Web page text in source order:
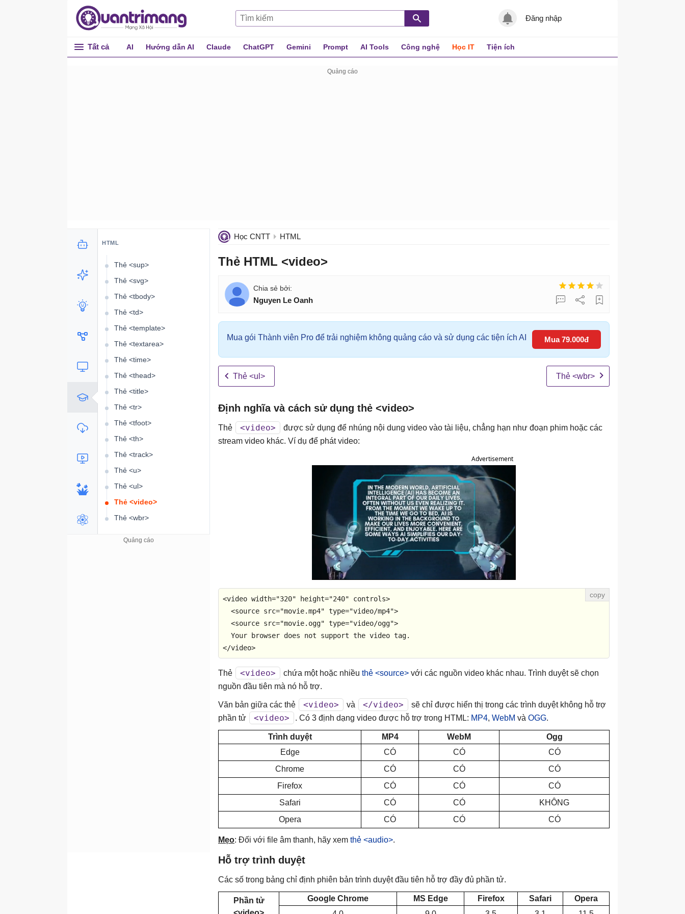
Đăng nhập
Tất cả AI Hướng dẫn AI Claude ChatGPT Gemini Prompt AI Tools Công nghệ Học IT Tiện ích
Học CNTT HTML
Thẻ HTML <video>
Nguyen Le Oanh
Mua gói Thành viên Pro để trải nghiệm không quảng cáo và sử dụng các tiện ích AI Mua 79.000đ
Thẻ <ul> Thẻ <wbr>
Định nghĩa và cách sử dụng thẻ <video>
Thẻ <video>
được sử dụng để nhúng nội dung video vào tài liệu, chẳng hạn như đoạn phim hoặc các
stream video khác. Ví dụ để phát video:
Advertisement
<video width="320" height="240" controls>
<source src="movie.mp4" type="video/mp4">
<source src="movie.ogg" type="video/ogg">
</video>
Thẻ <video> chứa một hoặc nhiều thẻ <source> với các nguồn video khác nhau. Trình duyệt sẽ chọn
nguồn đầu tiên mà nó hỗ trợ.
Văn bản giữa các thẻ <video> và </video>
sẽ chỉ được hiển thị trong các trình duyệt không hỗ trợ
phần tử
<video> . Có 3 định dạng video được hỗ trợ trong HTML: MP4, WebM và OGG.
Trình duyệt MP4 WebM
Ogg
Edge
CÓ CÓ
CÓ
Chrome
CÓ CÓ
CÓ
Firefox
CÓ CÓ
CÓ
Safari
CÓ CÓ
KHÔNG
Opera
CÓ CÓ CÓ
Mẹo: Đối với file âm thanh, hãy xem thẻ <audio>.
Hỗ trợ trình duyệt
Các số trong bảng chỉ định phiên bản trình duyệt đầu tiên hỗ trợ đầy đủ phần tử.
Phần tử
Google Chrome MS Edge Firefox Safari
Opera
HTML
Thẻ <q>
Thẻ <rp>
Thẻ <rt>
Thẻ <ruby>
Thẻ <sup>
Thẻ <svg>
Thẻ <tbody>
Thẻ <td>
Thẻ <template>
Thẻ <textarea>
Thẻ <time>
Thẻ <thead>
Thẻ <title>
Thẻ <tr>
Thẻ <tfoot>
Thẻ <th>
Thẻ <track>
Thẻ <u>
Thẻ <ul>
Thẻ <video>
Thẻ <wbr>